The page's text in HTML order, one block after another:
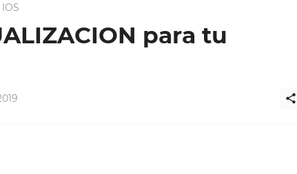
para tu